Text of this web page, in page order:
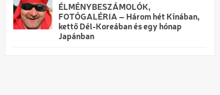
ÉLMÉNYBESZÁMOLÓK,
FOTÓGALÉRIA – Három hét Kínában,
kettő Dél-Koreában és egy hónap
Japánban